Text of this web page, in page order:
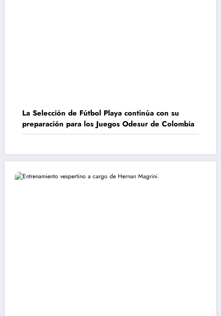
La Selección de Fútbol Playa continúa con su
preparación para los Juegos Odesur de Colombia